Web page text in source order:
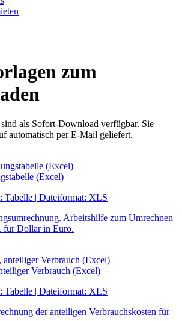
zum
als Sofort-Download verfügbar. Sie
automatisch per E-Mail geliefert.
(Excel)
Tabelle | Dateiformat: XLS
Arbeitshilfe zum Umrechnen
für Dollar in Euro.
Verbrauch (Excel)
Tabelle | Dateiformat: XLS
der anteiligen Verbrauchskosten für